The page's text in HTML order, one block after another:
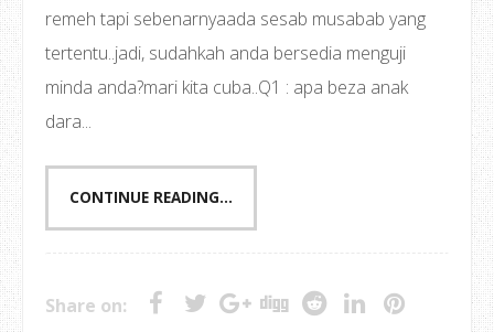
remeh tapi sebenarnyaada sesab musabab yang
tertentu..jadi, sudahkah anda bersedia menguji
minda anda?mari kita cuba..Q1 : apa beza anak
dara...
CONTINUE READING...
Share on: